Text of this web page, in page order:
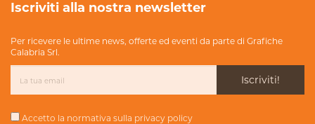
Iscriviti alla nostra newsletter
Per ricevere le ultime news, offerte ed eventi da parte di Grafiche
Calabria Srl.
Iscriviti!
Accetto la normativa sulla privacy policy